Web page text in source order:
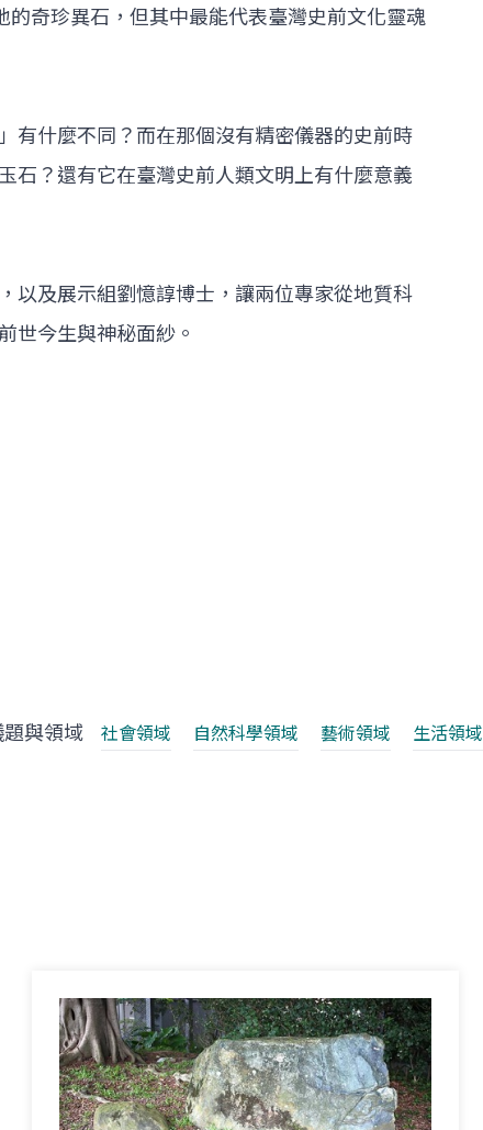
的奇珍異石，但其中最能代表臺灣史前文化靈魂
有什麼不同？而在那個沒有精密儀器的史前時
石？還有它在臺灣史前人類文明上有什麼意義
以及展示組劉憶諄博士，讓兩位專家從地質科
世今生與神秘面紗。
與領域 社會領域 自然科學領域 藝術領域 生活領域